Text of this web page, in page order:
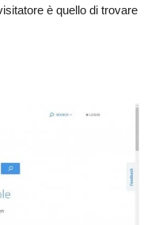
è quello di trovare